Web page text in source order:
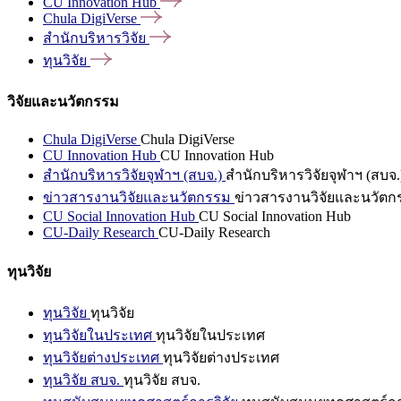
Chula DigiVerse
สำนักบริหารวิจัย
ทุนวิจัย
วิจัยและนวัตกรรม
Chula DigiVerse Chula DigiVerse
CU Innovation Hub CU Innovation Hub
สำนักบริหารวิจัยจุฬาฯ (สบจ.) สำนักบริหารวิจัยจุฬาฯ (สบจ
ข่าวสารงานวิจัยและนวัตกรรม ข่าวสารงานวิจัยและนวัตก
CU Social Innovation Hub CU Social Innovation Hub
CU-Daily Research CU-Daily Research
ทุนวิจัย
ทุนวิจัย ทุนวิจัย
ทุนวิจัยในประเทศ ทุนวิจัยในประเทศ
ทุนวิจัยต่างประเทศ ทุนวิจัยต่างประเทศ
ทุนวิจัย สบจ. ทุนวิจัย สบจ.